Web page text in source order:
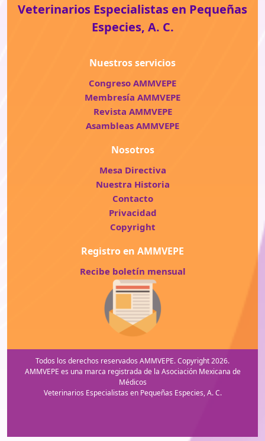
Veterinarios Especialistas en Pequeñas
Especies, A. C.
Nuestros servicios
Congreso AMMVEPE
Membresía AMMVEPE
Revista AMMVEPE
Asambleas AMMVEPE
Nosotros
Mesa Directiva
Nuestra Historia
Contacto
Privacidad
Copyright
Registro en AMMVEPE
Recibe boletín mensual
Todos los derechos reservados AMMVEPE. Copyright 2026.
AMMVEPE es una marca registrada de la Asociación Mexicana de
Médicos
Veterinarios Especialistas en Pequeñas Especies, A. C.